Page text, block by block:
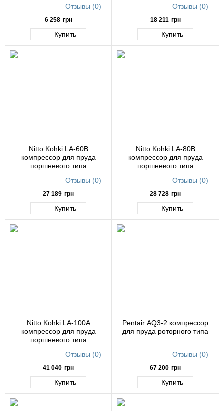
Отзывы (0)
6 258 грн
Купить
Отзывы (0)
18 211 грн
Купить
Nitto Kohki LA-60B
компрессор для пруда
поршневого типа
Отзывы (0)
27 189 грн
Купить
Nitto Kohki LA-80B
компрессор для пруда
поршневого типа
Отзывы (0)
28 728 грн
Купить
Nitto Kohki LA-100A
компрессор для пруда
поршневого типа
Отзывы (0)
41 040 грн
Купить
Pentair AQ3-2 компрессор
для пруда роторного типа
Отзывы (0)
67 200 грн
Купить